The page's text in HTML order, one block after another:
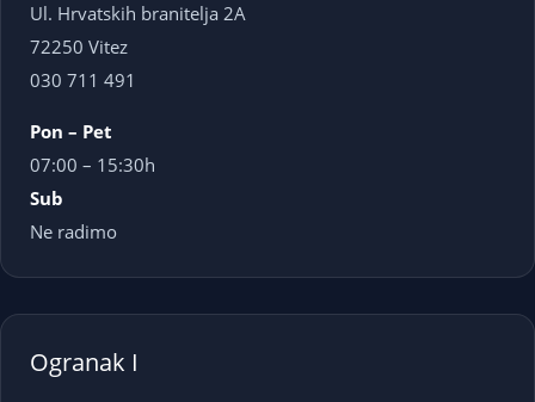
Ul. Hrvatskih branitelja 2A
72250 Vitez
030 711 491
Pon – Pet
07:00 – 15:30h
Sub
Ne radimo
Ogranak I